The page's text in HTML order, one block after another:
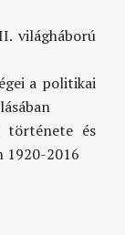
világháború
a politikai
története és
1920-2016